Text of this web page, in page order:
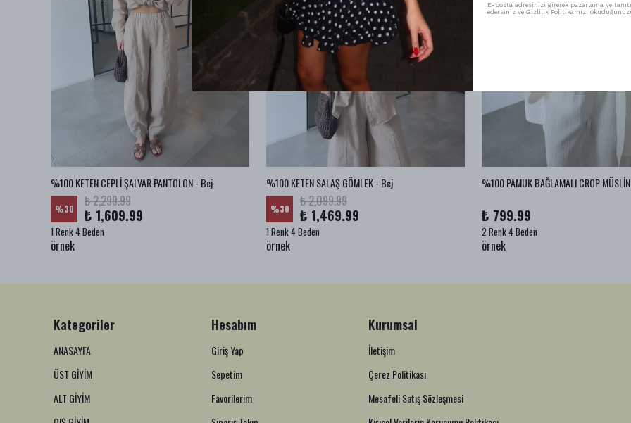
%100 KETEN CEPLİ ŞALVAR PANTOLON - Bej
%30 ₺ 2,299.99
₺ 1,609.99
1 Renk 4 Beden
örnek
%100 KETEN SALAŞ GÖMLEK - Bej
%30 ₺ 2,099.99
₺ 1,469.99
1 Renk 4 Beden
örnek
₺ 799.99
2 Renk 4 Beden
örnek
Kategoriler
ANASAYFA
ÜST GİYİM
ALT GİYİM
Hesabım
Giriş Yap
Sepetim
Favorilerim
Kurumsal
İletişim
Çerez Politikası
Mesafeli Satış Sözleşmesi
E-posta adresinizi girerek pazarlama ve
edersiniz ve Gizlilik Politikamızı